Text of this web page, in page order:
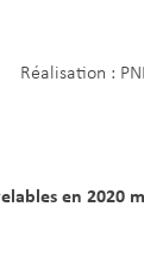
Réalisation :
en 2020